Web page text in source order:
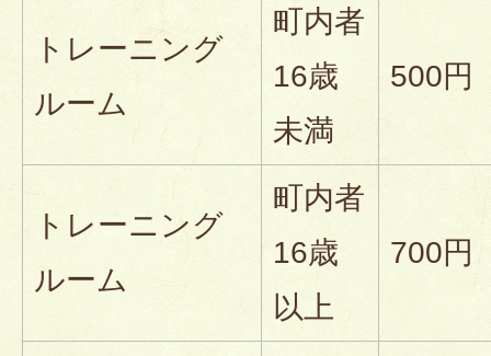
トレーニング
ルーム
町内者
16歳
未満
500円
トレーニング
ルーム
町内者
16歳
以上
700円